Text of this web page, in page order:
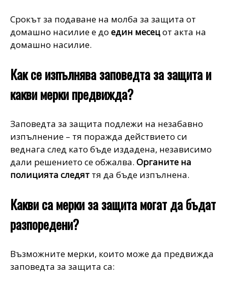
Срокът за подаване на молба за защита от
домашно насилие е до един месецот акта на
домашно насилие.
Как се изпълнява заповедта за защита и
какви мерки предвижда?
Заповедта за защита подлежи на незабавно
изпълнение – тя поражда действието си
веднага след като бъде издадена, независимо
дали решението се обжалва. Органите на
полицията следят тя да бъде изпълнена.
Какви са мерки за защита могат да бъдат
разпоредени?
Възможните мерки, които може да предвижда
заповедта за защита са: